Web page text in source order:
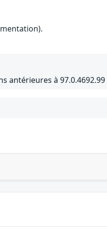
antérieures à 97.0.4692.99